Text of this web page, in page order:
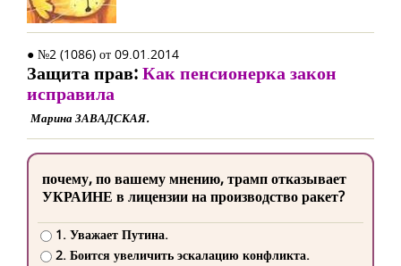
● №2 (1086) от 09.01.2014
Защита прав:Как пенсионерка закон
исправила
Марина ЗАВАДСКАЯ.
почему, по вашему мнению, трамп отказывает
УКРАИНЕ в лицензии на производство ракет?
1. Уважает Путина.
2. Боится увеличить эскалацию конфликта.